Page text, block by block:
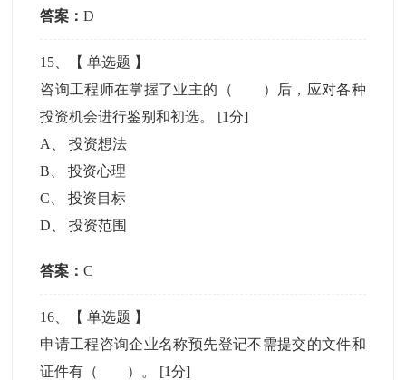
答案：D
15 、【单选题 】
咨询工程师在掌握了业主的（ ）后，应对各种
投资机会进行鉴别和初选。 [1分]
A
、投资想法
B 、投资心理
C 、投资目标
D 、投资范围
答案：C
16 、【单选题 】
申请工程咨询企业名称预先登记不需提交的文件和
证件有（ ）。 [1分]